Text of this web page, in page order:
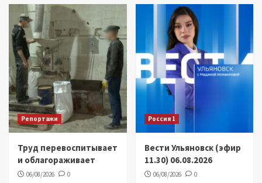
Репортажи
Труд перевоспитывает
и облагораживает
06/08/2026 0
Россия 1
Вести Ульяновск (эфир
11.30) 06.08.2026
06/08/2026 0